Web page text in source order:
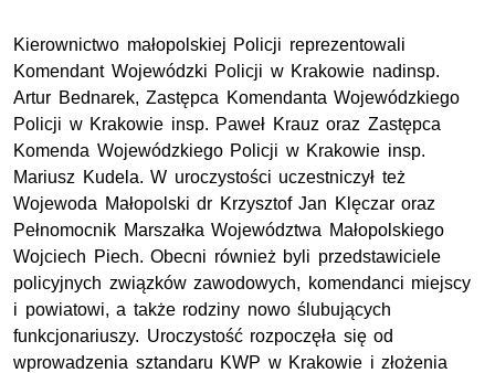
Kierownictwo małopolskiej Policji reprezentowali
Komendant Wojewódzki Policji w Krakowie nadinsp.
Artur Bednarek, Zastępca Komendanta Wojewódzkiego
Policji w Krakowie insp. Paweł Krauz oraz Zastępca
Komenda Wojewódzkiego Policji w Krakowie insp.
Mariusz Kudela. W uroczystości uczestniczył też
Wojewoda Małopolski dr Krzysztof Jan Klęczar oraz
Pełnomocnik Marszałka Województwa Małopolskiego
Wojciech Piech. Obecni również byli przedstawiciele
policyjnych związków zawodowych, komendanci miejscy
i powiatowi, a także rodziny nowo ślubujących
funkcjonariuszy. Uroczystość rozpoczęła się od
wprowadzenia sztandaru KWP w Krakowie i złożenia